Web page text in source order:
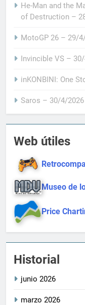
He-Man and the
of Destruction –
MotoGP 26 – 29/
Invincible VS –
inKONBINI: One
Saros – 30/4/2026
Web útiles
Museo de
Price
Historial
junio 2026
marzo 2026